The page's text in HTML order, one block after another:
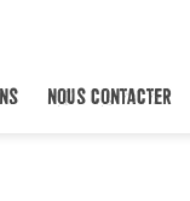
NOUS CONTACTER